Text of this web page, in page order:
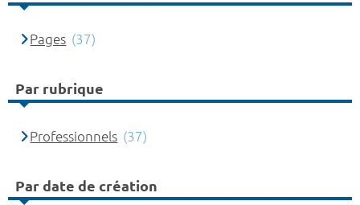
Pages (37)
Par rubrique
Professionnels (37)
Par date de création